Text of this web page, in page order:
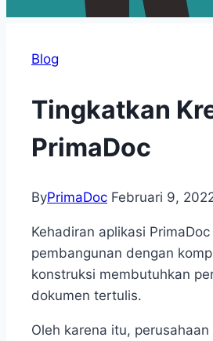
Blog
Tingkatkan
PrimaDoc
ByPrimaDoc Februari 9,
Kehadiran aplikasi PrimaDoc
pembangunan dengan
konstruksi membutuhkan
dokumen tertulis.
Oleh karena itu,